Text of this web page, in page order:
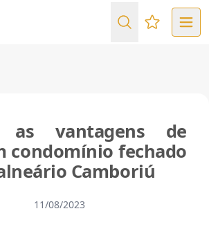
Favoritos
as vantagens de
condomínio fechado
Camboriú
11/08/2023